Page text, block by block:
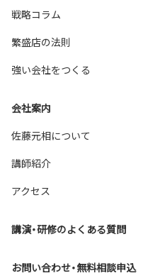
戦略コラム
繁盛店の法則
強い会社をつくる
会社案内
佐藤元相について
講師紹介
アクセス
講演・研修のよくある質問
お問い合わせ・無料相談申込